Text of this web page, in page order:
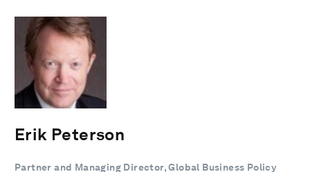
Erik Peterson
Partner and Managing Director, Global Business Policy